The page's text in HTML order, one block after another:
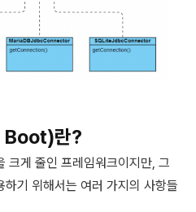
Boot)란?
크게 줄인 프레임워크이지만, 그
기 위해서는 여러 가지의 사항들